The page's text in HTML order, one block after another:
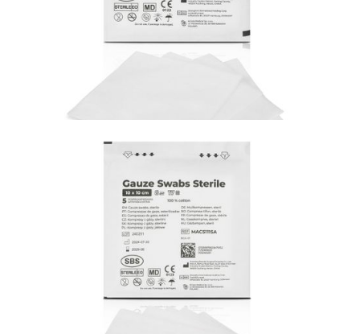
Materiały opatrunkowe i leczenie ran
Kompresy włókninowe